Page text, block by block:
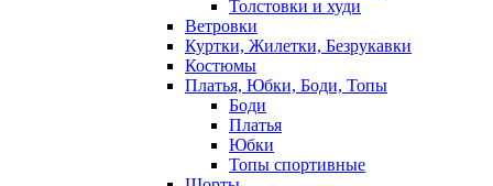
Толстовки и худи
Ветровки
Куртки, Жилетки, Безрукавки
Костюмы
Платья, Юбки, Боди, Топы
Боди
Платья
Юбки
Топы спортивные